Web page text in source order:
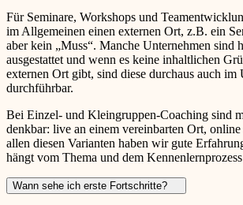
Für Seminare, Workshops und
im Allgemeinen einen externen Ort, z.B. ein
aber kein „Muss“. Manche Unternehmen sind
ausgestattet und wenn es keine inhaltlichen
externen Ort gibt, sind diese durchaus auch im
durchführbar.
Bei Einzel- und Kleingruppen-Coaching sind
denkbar: live an einem vereinbarten Ort,
allen diesen Varianten haben wir gute
hängt vom Thema und dem
Wann sehe ich erste Fortschritte?